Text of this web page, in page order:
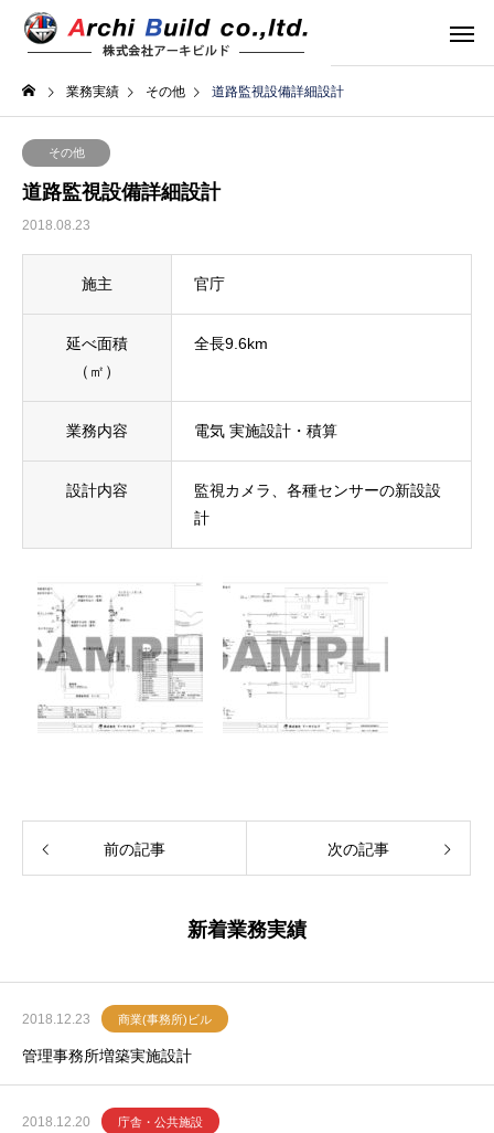
業務実績 その他 道路監視設備詳細設計
その他
道路監視設備詳細設計
2018.08.23
施主 官庁
延べ面積
（㎡）
全長9.6km
業務内容 電気 実施設計・積算
設計内容
監視カメラ、各種センサーの新設設
計
前の記事 次の記事
新着業務実績
2018.12.23 商業(事務所)ビル
管理事務所増築実施設計
2018.12.20 庁舎・公共施設